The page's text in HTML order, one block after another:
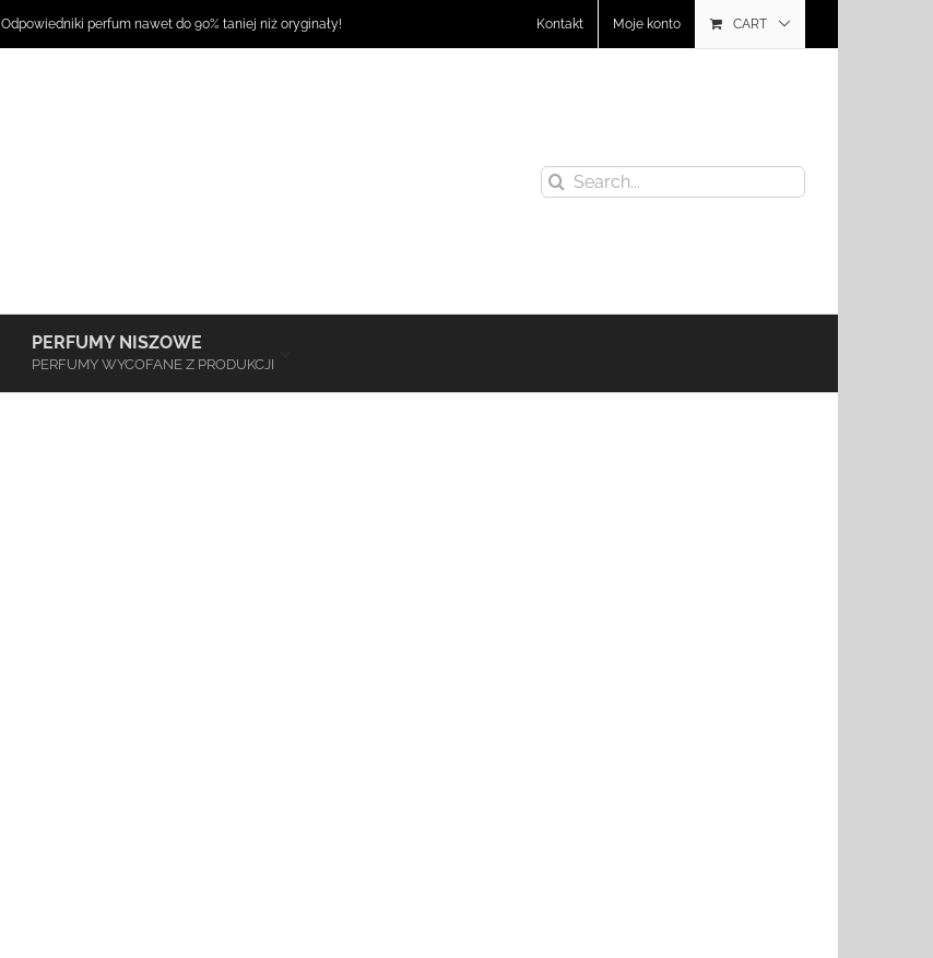
Odpowiedniki perfum nawet do 90% taniej niż oryginały! Kontakt Moje konto CART
Search
for:
PERFUMY NISZOWE
PERFUMY WYCOFANE Z PRODUKCJI